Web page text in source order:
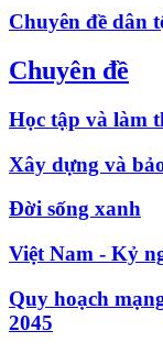
Chuyên đề dân
Chuyên đề
Học tập và làm
Xây dựng và
Đời sống xanh
Việt Nam - Kỷ
Quy hoạch
2045